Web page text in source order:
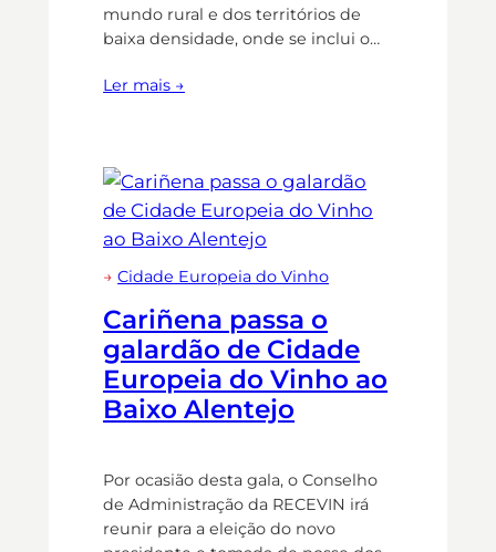
mundo rural e dos territórios de
baixa densidade, onde se inclui o…
Ler mais →
→Cidade Europeia do Vinho
Cariñena passa o
galardão de Cidade
Europeia do Vinho ao
Baixo Alentejo
Por ocasião desta gala, o Conselho
de Administração da RECEVIN irá
reunir para a eleição do novo